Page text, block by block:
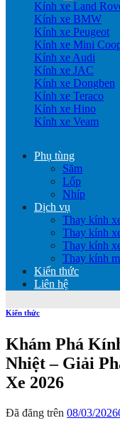
Kính xe Land
Kính xe BMW
Kính xe Peugeot
Kính xe Mini
Kính xe Audi
Kính xe JAC
Kính xe Dongben
Kính xe Teraco
Kính xe Hino
Kính xe Veam
Phụ tùng
Săm
Lốp
Nhíp
Dịch vụ
Thay kính
Thay kính
Thay kính
Thay kính
Kiến thức
Liên hệ
Kiến thức
Khám Phá
Nhiệt – Giải
Xe 2026
Đã đăng trên 08/03/2026